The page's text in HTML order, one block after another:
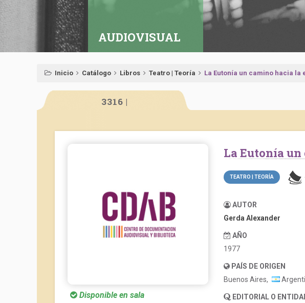
AUDIOVISUAL
Inicio Catálogo Libros Teatro | Teoría La Eutonía un camino hacia
3316 |
Disponible en sala
La Eutonía
TEATRO | TEORÍA
AUTOR
Gerda Alexander
AÑO
1977
PAÍS DE ORIGEN
Buenos Aires,
EDITORIAL O